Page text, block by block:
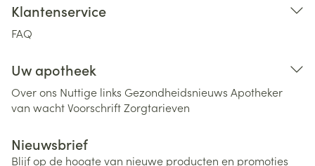
Klantenservice
FAQ
Uw apotheek
Over ons Nuttige links Gezondheidsnieuws Apotheker
van wachtVoorschriftZorgtarieven
Nieuwsbrief
Blijf op de hoogte van nieuwe producten en promoties